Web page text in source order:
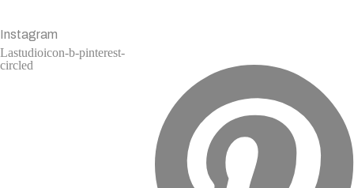
Instagram
Lastudioicon-b-pinterest-
circled